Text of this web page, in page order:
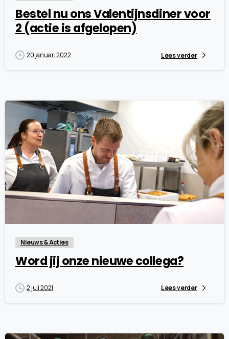
Bestel nu ons Valentijnsdiner voor
2 (actie is afgelopen)
20 januari 2022 Lees verder
Nieuws & Acties
Word jij onze nieuwe collega?
2 juli 2021 Lees verder